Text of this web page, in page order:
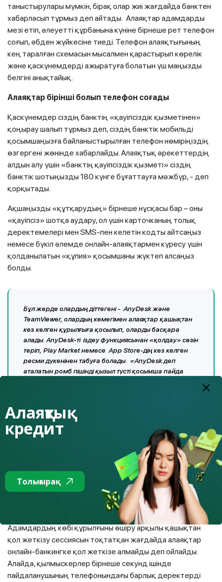
таныстырулары мүмкін, бірақ олар жиі жағдайда банктен
хабарласып тұрмыз деп айтады. Алаяқтар адамдарды
мезі етіп, әлеуетті құрбанына күніне бірнеше рет телефон
соғып, әбден жүйкесіне тиеді. Телефон алаяқтығының
кең таралған схемасын мысалмен қарастырып көрелік
және қаскүнемдерді ажыратуға болатын үш маңызды
белгіні анықтайық.
Алаяқтар бірінші болып телефон соғады
Қаскүнемдер сіздің банктің «қауіпсіздік қызметінен»
қоңырау шалып тұрмыз деп, сіздің банктік мобильді
қосымшаңызға байланыстырылған телефон нөміріңіздің
өзгергені жөнінде хабарлайды. Алаяқтық әрекеттердің
алдын алу үшін «банктің қауіпсіздік қызметі» сіздің
банктік шотыңызды 180 күнге бұғаттауға мәжбүр, - деп
қорқытады.
Ақшаңызды «құтқарудың» бірнеше нұсқасы бар – оны
«қауіпсіз» шотқа аудару, ол үшін карточканың толық
деректемелері мен SMS-пен келетін кодты айтсаңыз
немесе бүкіл әлемде онлайн-алаяқтармен күресу үшін
қолданылатын «құпия» қосымшаны жүктеп алсаңыз
болды.
Бұл жерде олардың діттегені - AnyDesk және
TeamViewer, олардың көмегімен алаяқтар қашықтан
кез келген құрылғыға қосылып, оларды басқара
алады. AnyDesk-ті іздеу функциясынан «қолдау» сөзін
теріп, Play Market немесе App Store-дің кез келген
ресми дүкенінен табуға болады. «AnyDesk деп
аталатын ромб пішінді қызыл түсті қосымша пайда
сөздері.
қоңырау шалып, бірден ақша жайында әңгіме
қозғаған адамға, ол өзін кім болып таныстырса да
сенбеңіз. Бейтаныс адамның айтқанын істеп, ол айтқан
нұсқауларды орындамаңыз, әсіресе оған өзіңіз туралы
Күмән туғызатын қосымшаларды жүктемеңіз!
Адамдардың көбі құрылғыны өшіру арқылы қашықтан
қол жеткізу сессиясын тоқтатқан жағдайда алаяқтар
онлайн-банкингке қол жеткізе алмайды деп ойлайды.
Алайда, қылмыскерлер бірнеше секунд ішінде
пайдаланушының телефонындағы барлық деректерді
Алаяқтық
кредит
Толығырақ